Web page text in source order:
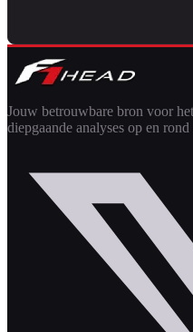
Jouw betrouwbare bron voor
diepgaande analyses op en rond